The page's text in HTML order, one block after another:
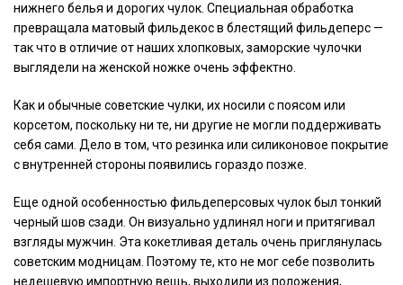
нижнего белья и дорогихчулок. Специальная обработка
превращала матовый фильдекос в блестящий фильдеперс —
так что в отличие от наших хлопковых, заморские чулочки
выглядели на женской ножке очень эффектно.
Как и обычные советские чулки, их носили с поясом или
корсетом, поскольку ни те, ни другие не могли поддерживать
себя сами. Дело в том, что резинка или силиконовое покрытие
с внутренней стороны появились гораздо позже.
Еще одной особенностью фильдеперсовых чулок был тонкий
черный шов сзади. Он визуально удлинял ноги и притягивал
взгляды мужчин. Эта кокетливая деталь очень приглянулась
советским модницам. Поэтому те, кто не мог себе позволить
недешевую импортную вещь, выходили из положения,